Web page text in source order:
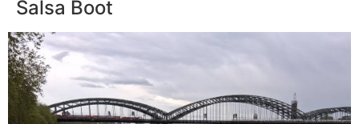
Salsa Boot